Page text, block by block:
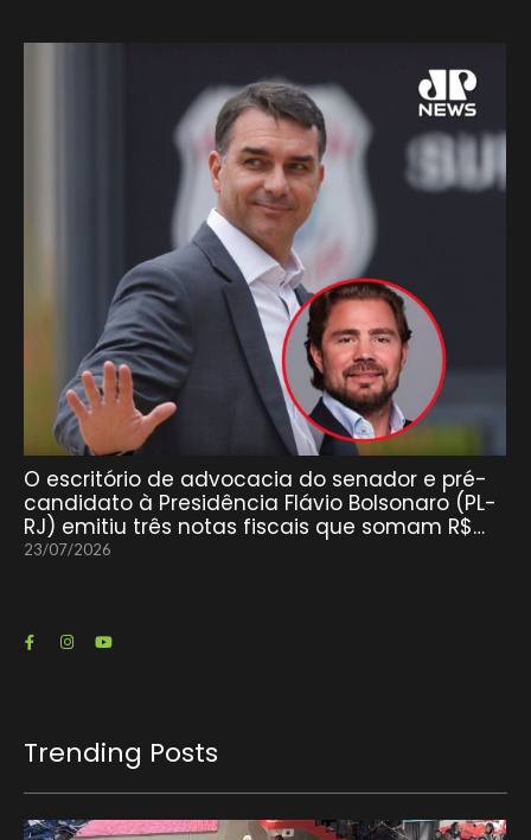
O escritório de advocacia do senador e pré-
candidato à Presidência Flávio Bolsonaro (PL-
RJ) emitiu três notas fiscais que somam R$…
23/07/2026
Trending Posts